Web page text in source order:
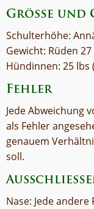
Größe und
Schulterhöhe:
Gewicht: Rüden 27
Hündinnen: 25 lbs
Fehler
Jede Abweichung
als Fehler
genauem
soll.
Nase: Jede andere